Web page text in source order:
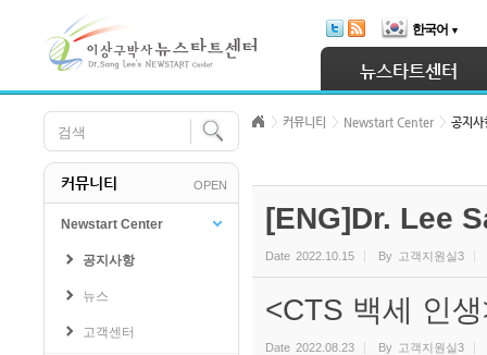
한국어 ▼
뉴스타트센터
커뮤니티 OPEN
Newstart Center
공지사항
뉴스
고객센터
커뮤니티 Newstart Center 공지사
[ENG]Dr. Lee
Date 2022.10.15 By 고객지원실3
<CTS 백세 인
Date 2022.08.23 By 고객지원실3
Sketchbook5, 스케치북5
Sketchbook5, 스케치북5